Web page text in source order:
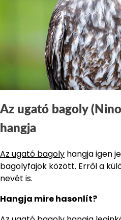
Az ugató bagoly
hangja
Az ugató bagoly hangja igen
bagolyfajok között. Erről a
nevét is.
Hangja mire hasonlít?